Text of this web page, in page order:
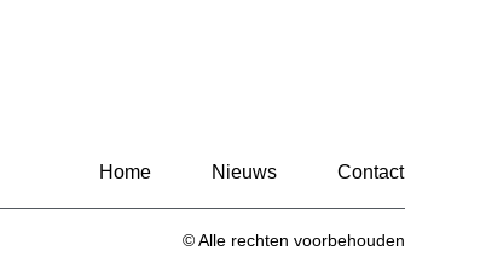
Home Nieuws Contact
© Alle rechten voorbehouden